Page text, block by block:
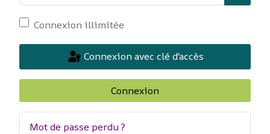
Connexion illimitée
Connexion avec clé d'accès
Connexion
Mot de passe perdu ?